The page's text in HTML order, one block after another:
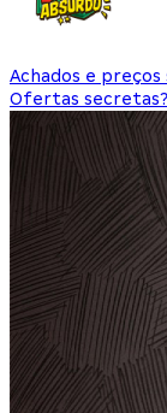
Achados e preços
Ofertas secretas?